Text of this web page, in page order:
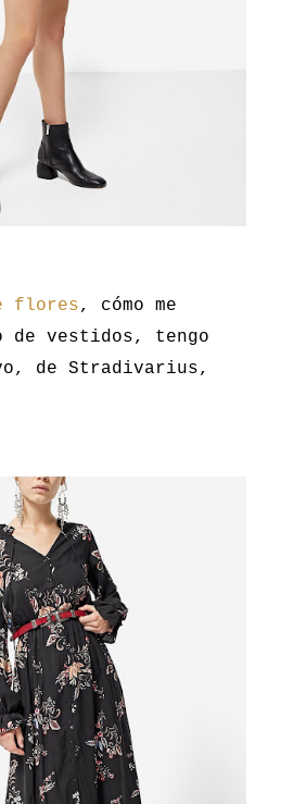
flores, cómo me
de vestidos, tengo
de Stradivarius,